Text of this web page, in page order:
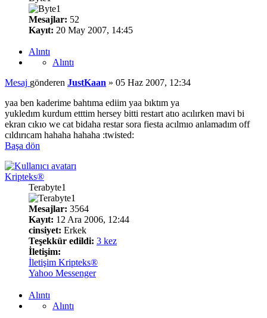
Mesajlar: 52
Kayıt: 20 May 2007, 14:45
Alıntı
Alıntı
Mesaj gönderen JustKaan » 05 Haz 2007, 12:34
yaa ben kaderime bahtıma ediim yaa bıktım ya
yukledım kurdum etttim hersey bitti restart atıo acılırken mavi bi
ekran cıkıo we cat bidaha restar sora fiesta acılmıo anlamadım off
cıldırıcam hahaha hahaha :twisted:
Başa dön
Kripteks®
Terabyte1
Mesajlar: 3564
Kayıt: 12 Ara 2006, 12:44
cinsiyet: Erkek
Teşekkür edildi: 3 kez
İletişim:
İletişim Kripteks®
Yahoo Messenger
Alıntı
Alıntı